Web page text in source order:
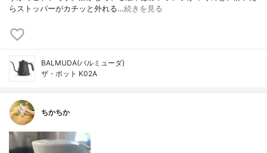
らストッパーがカチッと外れる…続きを見る
BALMUDA(バルミューダ)
ザ・ポット K02A
ちかちか